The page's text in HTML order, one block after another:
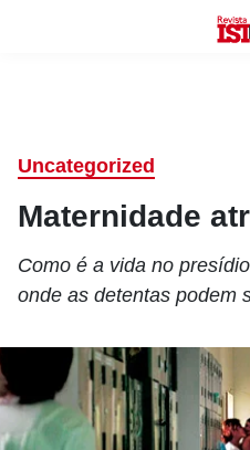
Uncategorized
Maternidade
Como é a vida no
onde as detentas podem